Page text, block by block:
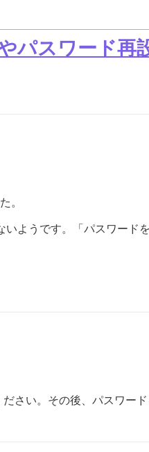
パスワード再
。
ようです。「パスワード
さい。その後、パスワード